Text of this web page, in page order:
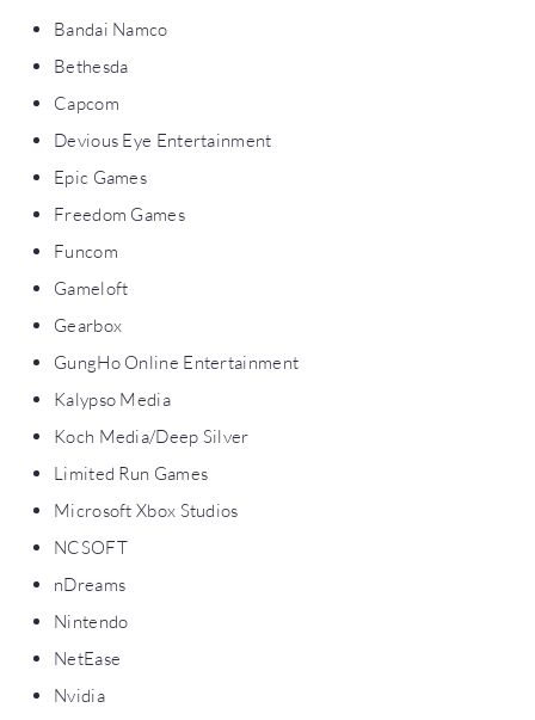
Bandai Namco
Bethesda
Capcom
Devious Eye Entertainment
Epic Games
Freedom Games
Funcom
Gameloft
Gearbox
GungHo Online Entertainment
Kalypso Media
Koch Media/Deep Silver
Limited Run Games
Microsoft Xbox Studios
NCSOFT
nDreams
Nintendo
NetEase
Nvidia